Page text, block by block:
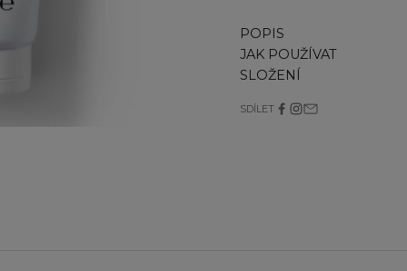
POPIS
JAK POUŽÍVAT
SLOŽENÍ
SDÍLET